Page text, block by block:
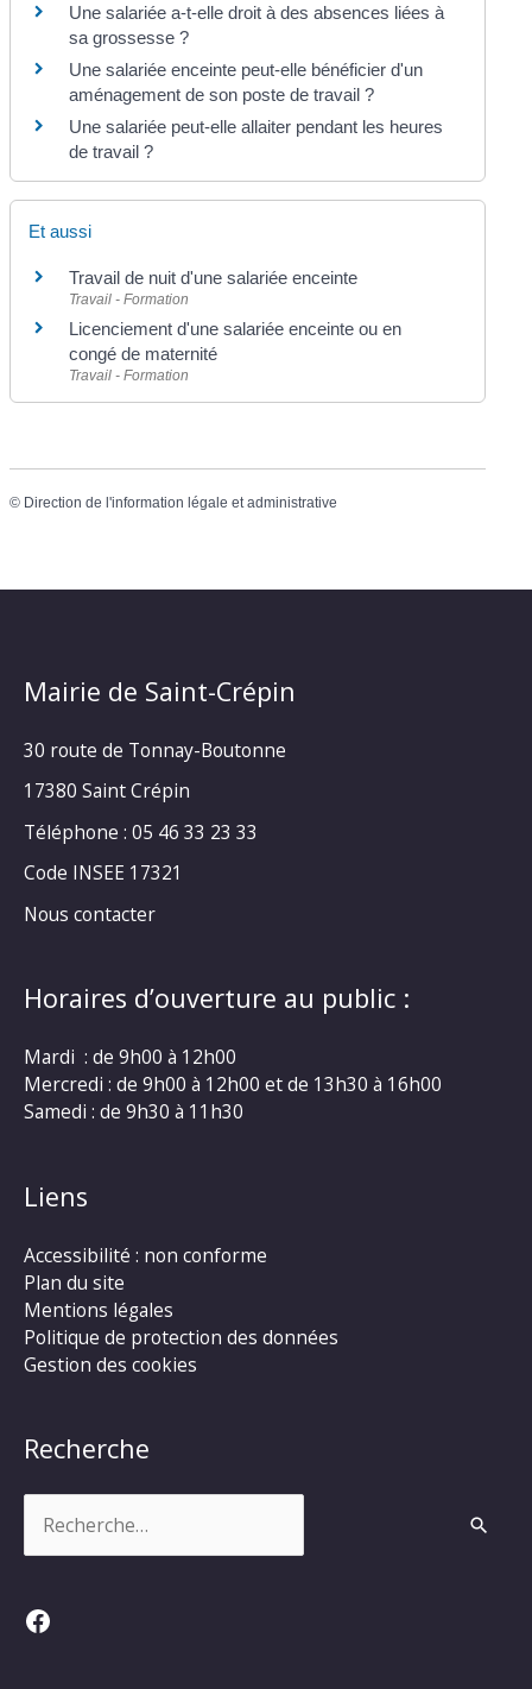
Une salariée a-t-elle droit à des absences liées à
sa grossesse ?
Une salariée enceinte peut-elle bénéficier d'un
aménagement de son poste de travail ?
Une salariée peut-elle allaiter pendant les heures
de travail ?
Et aussi
Travail de nuit d'une salariée enceinte
Travail - Formation
Licenciement d'une salariée enceinte ou en
congé de maternité
Travail - Formation
© Direction de l'information légale et administrative
Mairie de Saint-Crépin
30 route de Tonnay-Boutonne
17380 Saint Crépin
Téléphone : 05 46 33 23 33
Code INSEE 17321
Nous contacter
Horaires d’ouverture au public :
Mardi : de 9h00 à 12h00
Mercredi : de 9h00 à 12h00 et de 13h30 à 16h00
Samedi : de 9h30 à 11h30
Liens
Accessibilité : non conforme
Plan du site
Mentions légales
Politique de protection des données
Gestion des cookies
Recherche
Facebook